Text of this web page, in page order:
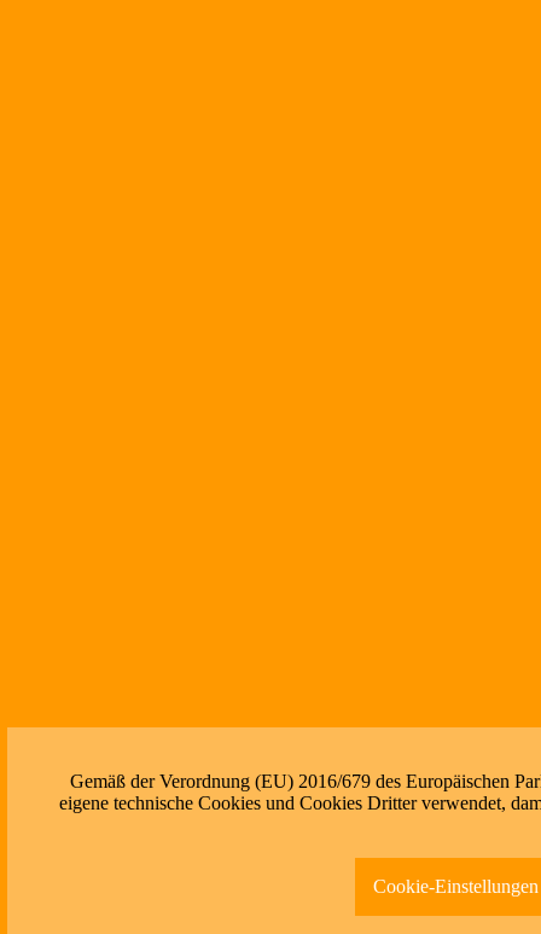
Gemäß der Verordnung (EU) 2016/679 des Europäischen
eigene technische Cookies und Cookies Dritter verwendet,
Cookie-Einstellungen